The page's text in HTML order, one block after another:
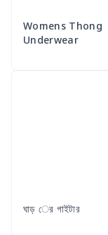
Womens Thong
Underwear
ঘাড় ের গাইটার